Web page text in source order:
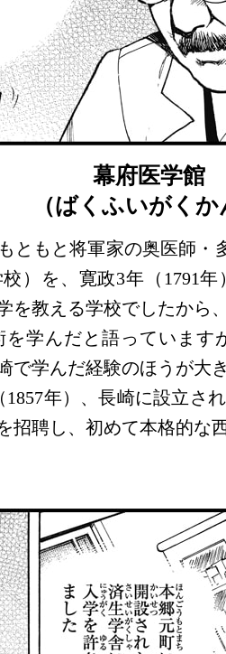
幕府医学館
（ばくふいがくか
ともと将軍家の奥医師・
）を、寛政3年（1791
を教える学校でしたから
学んだと語っています
で学んだ経験のほうが大
年）、長崎に設立さ
招聘し、初めて本格的な